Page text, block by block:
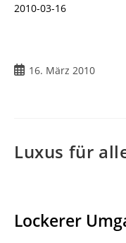
2010-03-16
Beitrag16. März 2010
Luxus für
Lockerer